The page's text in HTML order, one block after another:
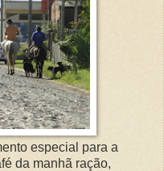
especial para a
da manhã ração,